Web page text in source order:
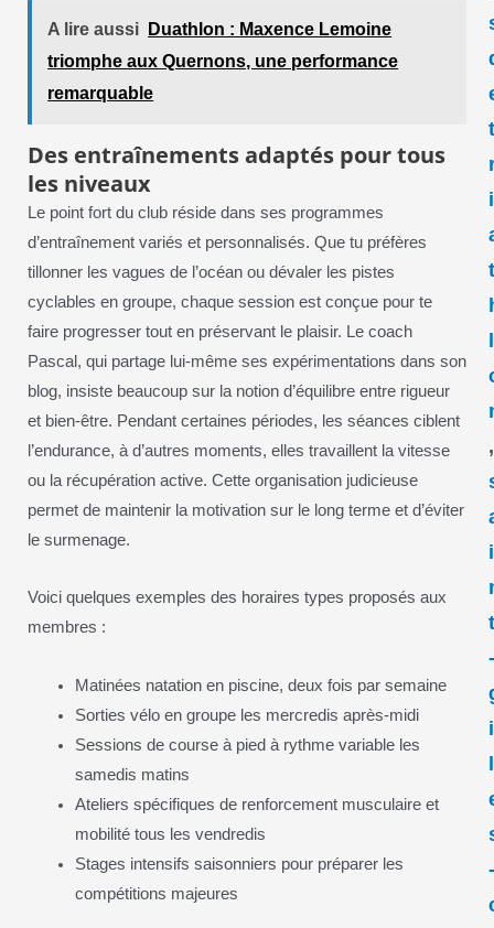
A lire aussi
Duathlon : Maxence Lemoine
triomphe aux Quernons, une performance
remarquable
Des entraînements adaptés pour tous
les niveaux
Le point fort du club réside dans ses programmes
d’entraînement variés et personnalisés. Que tu préfères
tillonner les vagues de l’océan ou dévaler les pistes
cyclables en groupe, chaque session est conçue pour te
faire progresser tout en préservant le plaisir. Le coach
Pascal, qui partage lui-même ses expérimentations dans son
blog, insiste beaucoup sur la notion d’équilibre entre rigueur
et bien-être. Pendant certaines périodes, les séances ciblent
l’endurance, à d’autres moments, elles travaillent la vitesse
ou la récupération active. Cette organisation judicieuse
permet de maintenir la motivation sur le long terme et d’éviter
le surmenage.
Voici quelques exemples des horaires types proposés aux
membres :
Matinées natation en piscine, deux fois par semaine
Sorties vélo en groupe les mercredis après-midi
Sessions de course à pied à rythme variable les
samedis matins
Ateliers spécifiques de renforcement musculaire et
mobilité tous les vendredis
Stages intensifs saisonniers pour préparer les
compétitions majeures
i
l
,
i
l